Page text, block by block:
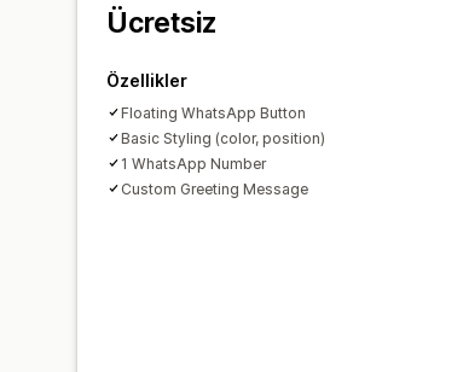
Ücretsiz
Özellikler
Floating WhatsApp Button
Basic Styling (color, position)
1 WhatsApp Number
Custom Greeting Message